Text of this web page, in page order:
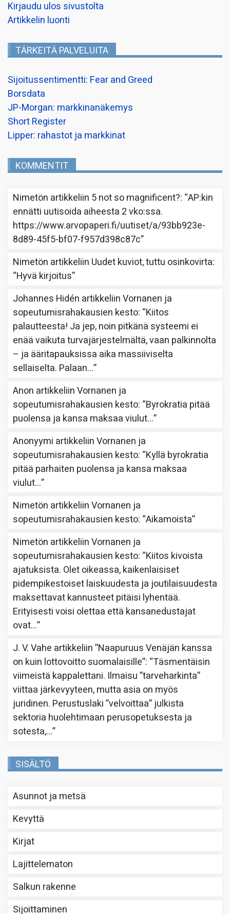
Kirjaudu ulos sivustolta
Artikkelin luonti
TÄRKEITÄ PALVELUITA
Sijoitussentimentti: Fear and Greed
Borsdata
JP-Morgan: markkinanäkemys
Short Register
Lipper: rahastot ja markkinat
KOMMENTIT
Nimetön artikkeliin 5 not so magnificent?: “AP:kin
ennätti uutisoida aiheesta 2 vko:ssa.
https://www.arvopaperi.fi/uutiset/a/93bb923e-
8d89-45f5-bf07-f957d398c87c”
Nimetön artikkeliin Uudet kuviot, tuttu osinkovirta:
“Hyvä kirjoitus”
Johannes Hidén artikkeliinVornanen ja
sopeutumisrahakausien kesto: “Kiitos
palautteesta! Ja jep, noin pitkänä systeemi ei
enää vaikuta turvajärjestelmältä, vaan palkinnolta
– ja ääritapauksissa aika massiiviselta
sellaiselta. Palaan…”
Anon artikkeliinVornanen ja
sopeutumisrahakausien kesto: “Byrokratia pitää
puolensa ja kansa maksaa viulut…”
Anonyymi artikkeliinVornanen ja
sopeutumisrahakausien kesto: “Kyllä byrokratia
pitää parhaiten puolensa ja kansa maksaa
viulut…”
Nimetön artikkeliinVornanen ja
sopeutumisrahakausien kesto: “Aikamoista”
Nimetön artikkeliinVornanen ja
sopeutumisrahakausien kesto: “Kiitos kivoista
ajatuksista. Olet oikeassa, kaikenlaisiset
pidempikestoiset laiskuudesta ja joutilaisuudesta
maksettavat kannusteet pitäisi lyhentää.
Erityisesti voisi olettaa että kansanedustajat
ovat…”
J. V. Vahe artikkeliin”Naapuruus Venäjän kanssa
on kuin lottovoitto suomalaisille”: “Täsmentäisin
viimeistä kappalettani. Ilmaisu ”tarveharkinta”
viittaa järkevyyteen, mutta asia on myös
juridinen. Perustuslaki ”velvoittaa” julkista
sektoria huolehtimaan perusopetuksesta ja
sotesta,…”
SISÄLTÖ
Asunnot ja metsä
Kevyttä
Kirjat
Lajittelematon
Salkun rakenne
Sijoittaminen